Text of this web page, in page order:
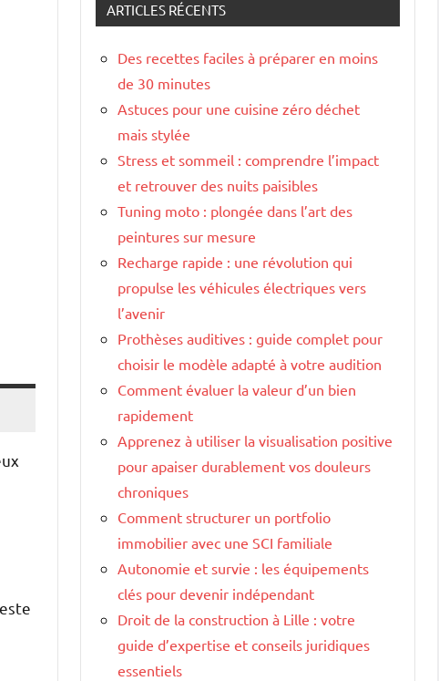
ARTICLES RÉCENTS
Des recettes faciles à préparer en moins
de 30 minutes
Astuces pour une cuisine zéro déchet
mais stylée
Stress et sommeil : comprendre l’impact
et retrouver des nuits paisibles
Tuning moto : plongée dans l’art des
peintures sur mesure
Recharge rapide : une révolution qui
propulse les véhicules électriques vers
l’avenir
Prothèses auditives : guide complet pour
choisir le modèle adapté à votre audition
Comment évaluer la valeur d’un bien
rapidement
Apprenez à utiliser la visualisation positive
pour apaiser durablement vos douleurs
chroniques
Comment structurer un portfolio
immobilier avec une SCI familiale
Autonomie et survie : les équipements
clés pour devenir indépendant
Droit de la construction à Lille : votre
guide d’expertise et conseils juridiques
essentiels